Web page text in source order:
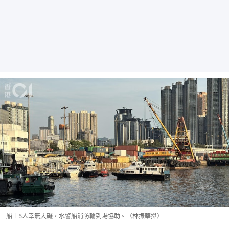
船上5人幸無大礙，水警船消防輪到場協助。（林振華攝）